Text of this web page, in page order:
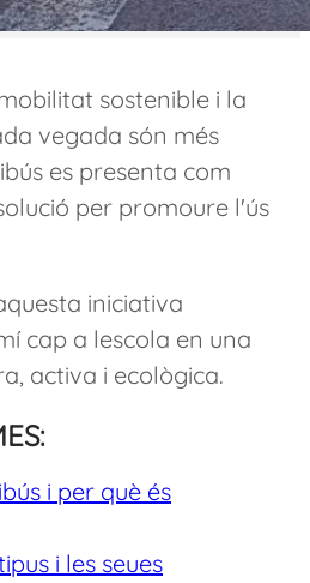
sostenible i la
vegada són més
es presenta com
per promoure l'ús
iniciativa
cap a lescola en una
activa i ecològica.
i per què és
i les seues